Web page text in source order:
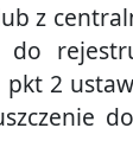
z
do
2